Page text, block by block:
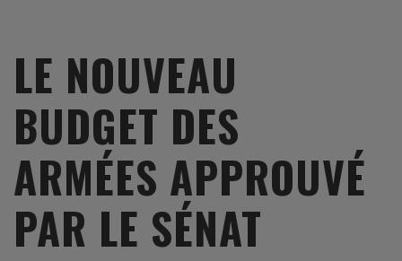
LE NOUVEAU
BUDGET DES
ARMÉES APPROUVÉ
PAR LE SÉNAT